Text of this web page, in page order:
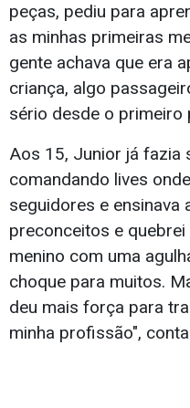
peças, pediu para
as minhas primeiras
gente achava que era
criança, algo
sério desde o primeiro
Aos 15, Junior já fazia
comandando lives
seguidores e ensinava
preconceitos e
menino com uma
choque para muitos.
deu mais força para
minha profissão",